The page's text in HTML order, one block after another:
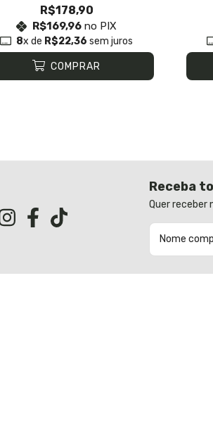
R$178,90
R$169,96 no PIX
8x de R$22,36 sem juros
COMPRAR
Receba
Quer receber